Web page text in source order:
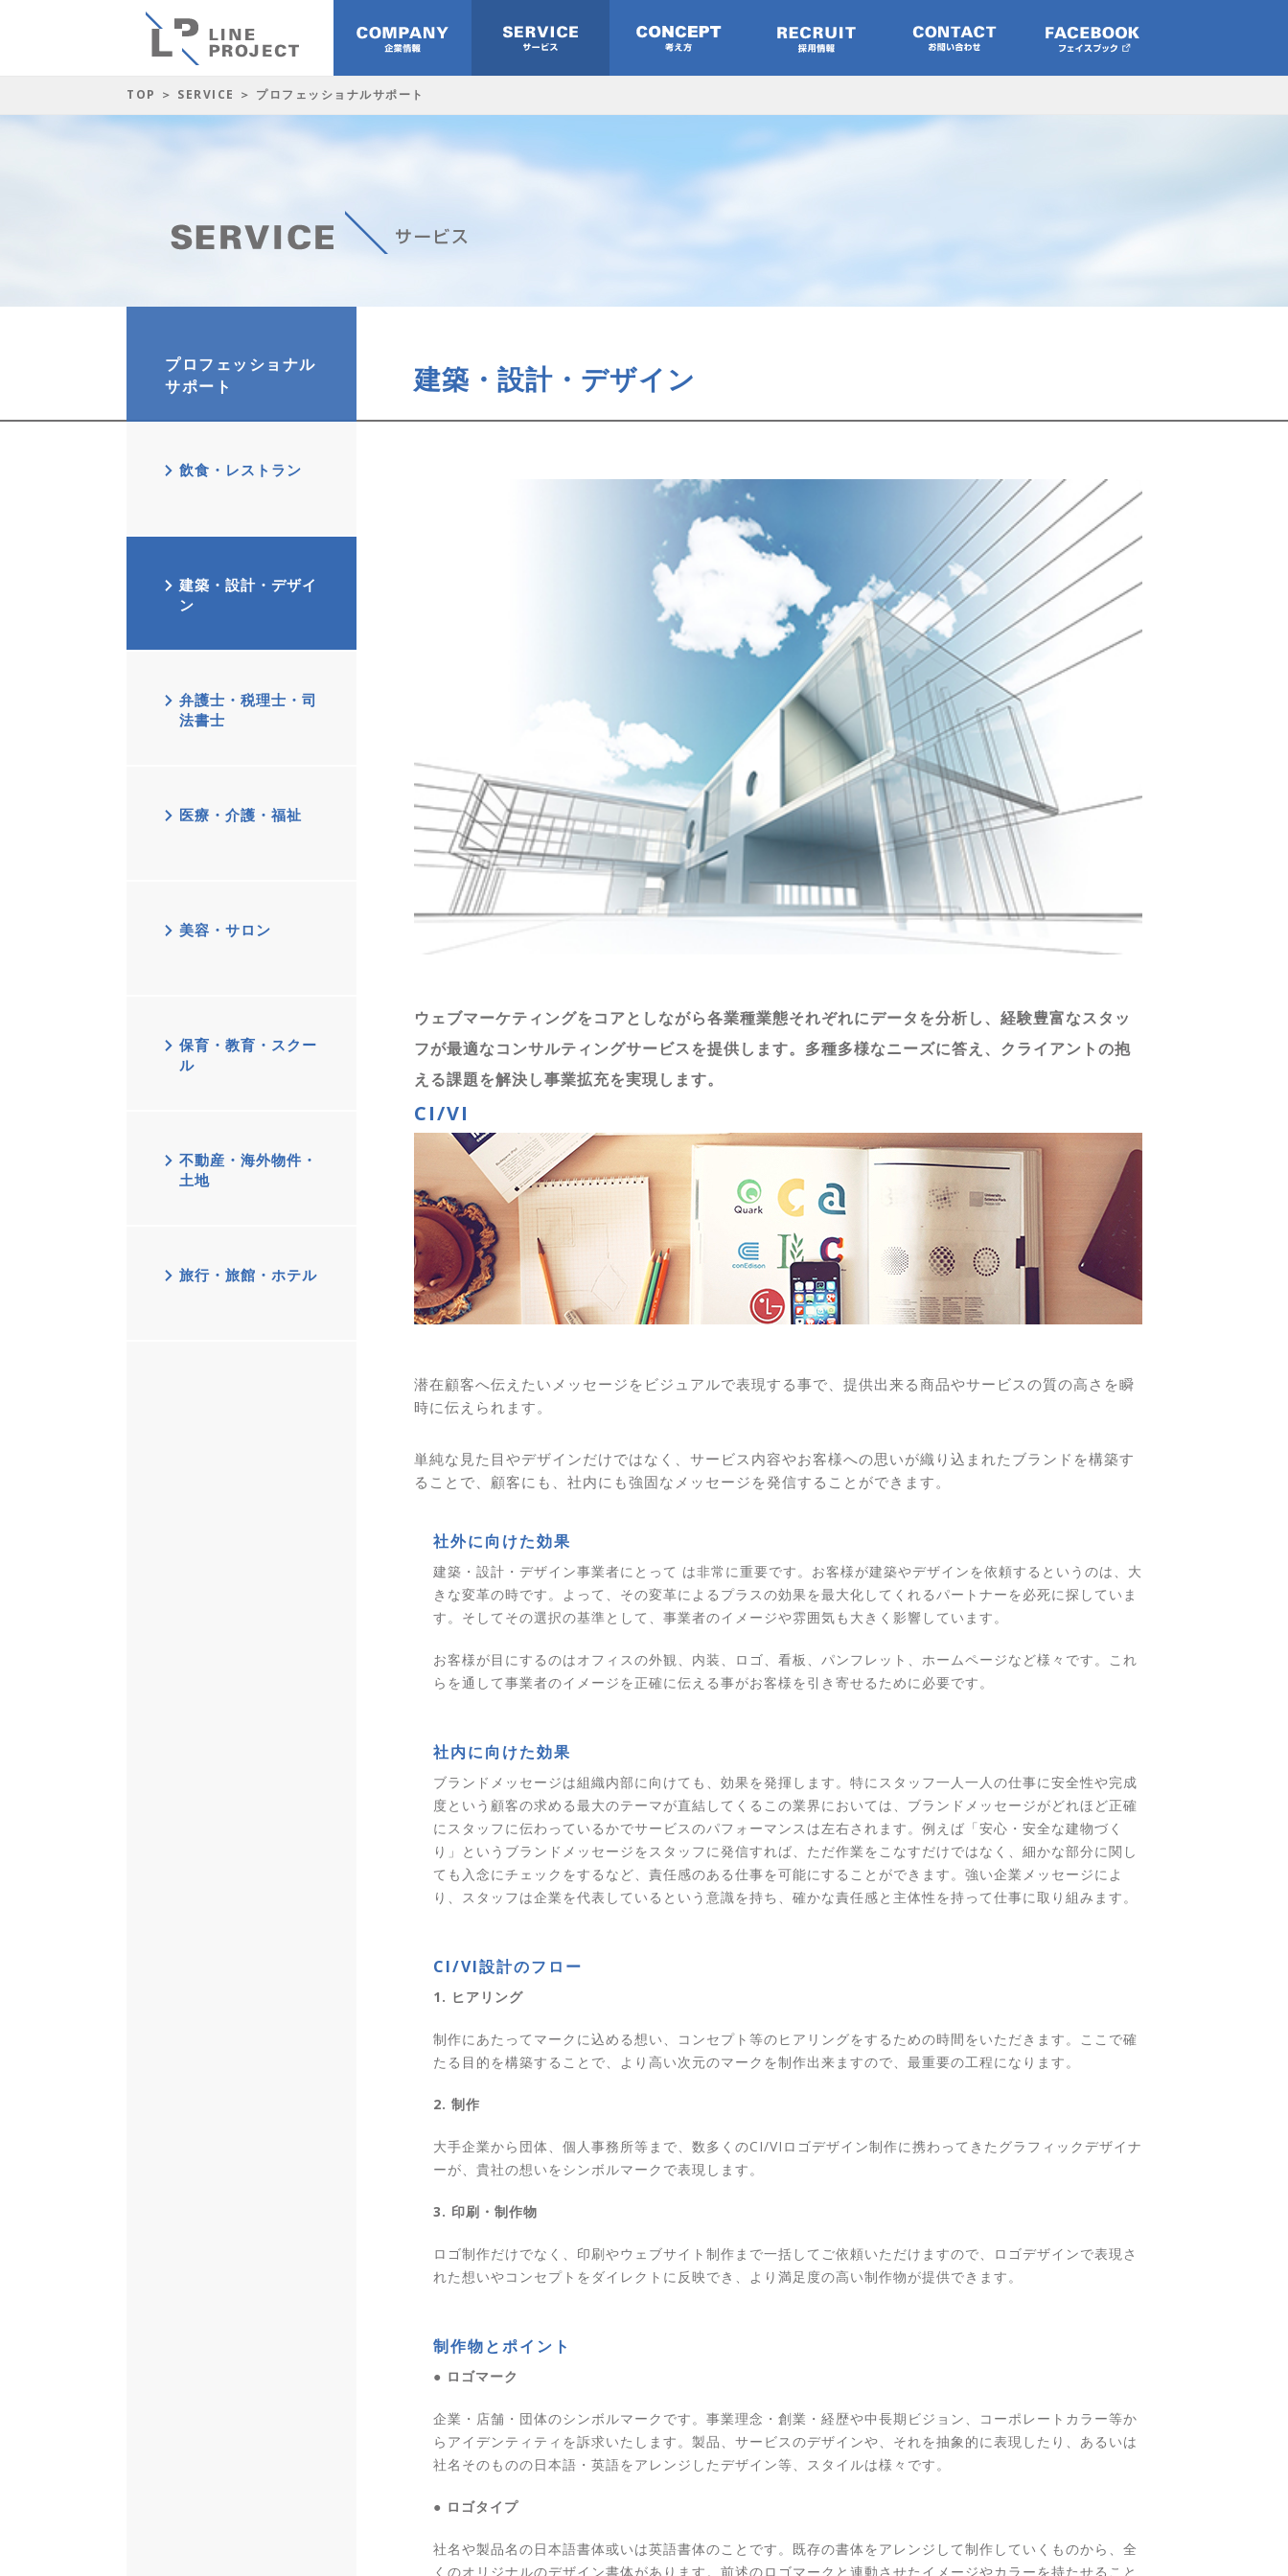
TOP ＞ SERVICE ＞ プロフェッショナルサポート
建築・設計・デザイン
ウェブマーケティングをコアとしながら各業種業態それぞれにデータを分析し、経験豊富なスタッ
フが最適なコンサルティングサービスを提供します。多種多様なニーズに答え、クライアントの抱
える課題を解決し事業拡充を実現します。
CI/VI
潜在顧客へ伝えたいメッセージをビジュアルで表現する事で、提供出来る商品やサービスの質の高さを瞬
時に伝えられます。
単純な見た目やデザインだけではなく、サービス内容やお客様への思いが織り込まれたブランドを構築す
ることで、顧客にも、社内にも強固なメッセージを発信することができます。
社外に向けた効果
建築・設計・デザイン事業者にとって は非常に重要です。お客様が建築やデザインを依頼するというのは、大
きな変革の時です。よって、その変革によるプラスの効果を最大化してくれるパートナーを必死に探していま
す。そしてその選択の基準として、事業者のイメージや雰囲気も大きく影響しています。
お客様が目にするのはオフィスの外観、内装、ロゴ、看板、パンフレット、ホームページなど様々です。これ
らを通して事業者のイメージを正確に伝える事がお客様を引き寄せるために必要です。
社内に向けた効果
ブランドメッセージは組織内部に向けても、効果を発揮します。特にスタッフ一人一人の仕事に安全性や完成
度という顧客の求める最大のテーマが直結してくるこの業界においては、ブランドメッセージがどれほど正確
にスタッフに伝わっているかでサービスのパフォーマンスは左右されます。例えば「安心・安全な建物づく
り」というブランドメッセージをスタッフに発信すれば、ただ作業をこなすだけではなく、細かな部分に関し
ても入念にチェックをするなど、責任感のある仕事を可能にすることができます。強い企業メッセージによ
り、スタッフは企業を代表しているという意識を持ち、確かな責任感と主体性を持って仕事に取り組みます。
CI/VI設計のフロー
1. ヒアリング
制作にあたってマークに込める想い、コンセプト等のヒアリングをするための時間をいただきます。ここで確
たる目的を構築することで、より高い次元のマークを制作出来ますので、最重要の工程になります。
2. 制作
大手企業から団体、個人事務所等まで、数多くのCI/VIロゴデザイン制作に携わってきたグラフィックデザイナ
ーが、貴社の想いをシンボルマークで表現します。
3. 印刷・制作物
ロゴ制作だけでなく、印刷やウェブサイト制作まで一括してご依頼いただけますので、ロゴデザインで表現さ
れた想いやコンセプトをダイレクトに反映でき、より満足度の高い制作物が提供できます。
制作物とポイント
● ロゴマーク
企業・店舗・団体のシンボルマークです。事業理念・創業・経歴や中長期ビジョン、コーポレートカラー等か
らアイデンティティを訴求いたします。製品、サービスのデザインや、それを抽象的に表現したり、あるいは
社名そのものの日本語・英語をアレンジしたデザイン等、スタイルは様々です。
● ロゴタイプ
社名や製品名の日本語書体或いは英語書体のことです。既存の書体をアレンジして制作していくものから、全
くのオリジナルのデザイン書体があります。前述のロゴマークと連動させたイメージやカラーを持たせること
プロフェッショナル
サポート
飲食・レストラン
建築・設計・デザイ
ン
弁護士・税理士・司
法書士
医療・介護・福祉
美容・サロン
保育・教育・スクー
ル
不動産・海外物件・
土地
旅行・旅館・ホテル